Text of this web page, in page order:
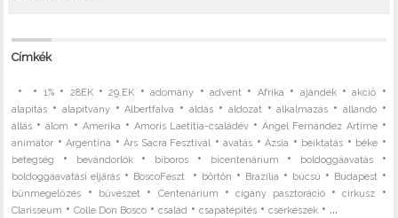
Címkék
• • 1%• 28EK•29.EK •adomány •advent • Afrika • ajándék•akció •
alapítás • alapítvány•Albertfalva •áldás • áldozat •alkalmazás • állandó•
állás •álom • Amerika • Amoris Laetitia-családév •Ángel Fernández Artime•
animátor •Argentína •Ars Sacra Fesztivál •avatás •Ázsia • beiktatás • béke •
betegség • bevándorlók• bíboros • bicentenárium • boldoggáavatás•
boldoggáavatási eljárás • BoscoFeszt • börtön • Brazília • búcsú • Budapest •
bűnmegelőzés • bűvészet • Centenárium •cigány pasztoráció•cirkusz •
Clarisseum •Colle Don Bosco •család •csapatépítés •cserkészek • ...